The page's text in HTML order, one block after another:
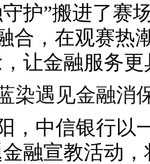
护”搬进了赛
合，在观赛热
让金融服务
染遇见金融消
， 中信银行以
融宣教活动